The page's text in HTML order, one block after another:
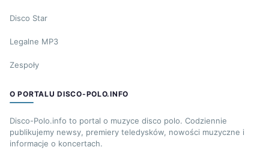
Disco Star
Legalne MP3
Zespoły
O PORTALU DISCO-POLO.INFO
Disco-Polo.info to portal o muzyce disco polo. Codziennie
publikujemy newsy, premiery teledysków, nowości muzyczne i
informacje o koncertach.